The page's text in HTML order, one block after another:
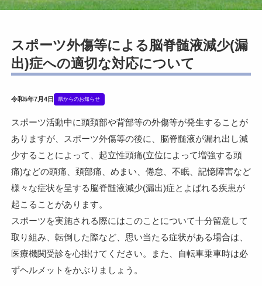
スポーツ外傷等による脳脊髄液減少(漏
出)症への適切な対応について
令和5年7月4日 県からのお知らせ
スポーツ活動中に頭頚部や背部等の外傷等が発生することが
ありますが、スポーツ外傷等の後に、脳脊髄液が漏れ出し減
少することによって、起立性頭痛(立位によって増強する頭
痛)などの頭痛、頚部痛、めまい、倦怠、不眠、記憶障害など
様々な症状を呈する脳脊髄液減少(漏出)症とよばれる疾患が
起こることがあります。
スポーツを実施される際にはこのことについて十分留意して
取り組み、転倒した際など、思い当たる症状がある場合は、
医療機関受診を心掛けてください。また、自転車乗車時は必
ずヘルメットをかぶりましょう。